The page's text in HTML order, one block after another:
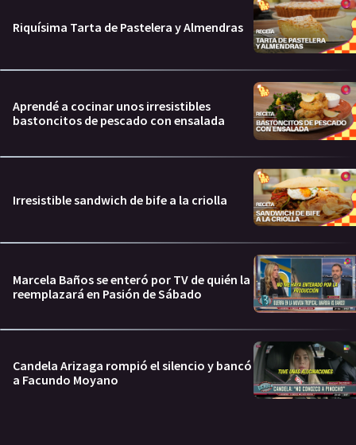
Riquísima Tarta de Pastelera y Almendras
Aprendé a cocinar unos irresistibles
bastoncitos de pescado con ensalada
Irresistible sandwich de bife a la criolla
Marcela Baños se enteró por TV de quién la
reemplazará en Pasión de Sábado
Candela Arizaga rompió el silencio y bancó
a Facundo Moyano